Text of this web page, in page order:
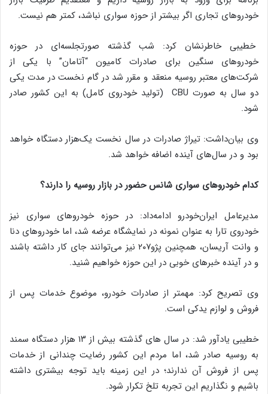
خودروهای تجاری اگر بیشتر از حوزه سواری نباشد، کمتر هم نیست.
خطیبی خاطرنشان کرد: شب گذشته صورتجلسه‌ای در حوزه
خودروهای سنگین برای صادرات کامیون “آتامان” با یکی از
شرکت‌های معتبر روسیه منعقد و مقرر شد در گام نخست در مدت یکی
دو سال به صورت CBU (تولید خودروی کامل) به این کشور صادر
شود.
وی بیان‌داشت: تیراژ صادرات در سال نخست یک‌هزار دستگاه خواهد
بود و در سال‌های آینده اضافه خواهد شد.
کدام خودروهای سواری شانس حضور در بازار روسیه را دارند؟
مدیرعامل ایران‌خودرو ادامه‌داد: در حوزه خودروهای سواری نیز
خودروی تارا به عنوان نمونه در نمایشگاه عرضه شد، اما خودروهای دنا
و وانت آریسان، همچنین پژو۲۰۷ نیز می‌توانند جای کار داشته باشند
و در آینده خبرهای خوبی در این حوزه خواهیم شنید.
وی تصریح کرد: مهمتر از صادرات خودرو، موضوع خدمات پس از
فروش و لوازم یدکی است.
خطیبی یادآور شد: در سال های گذشته بیش از ۱۳ هزار دستگاه سمند
به روسیه صادر شد، اما مردم این کشور رضایت چندانی از خدمات
پس از فروش آن ندارند؛ در این زمینه باید توجه بیشتری داشته
باشیم و نگذاریم این تجربه تلخ تکرار شود.